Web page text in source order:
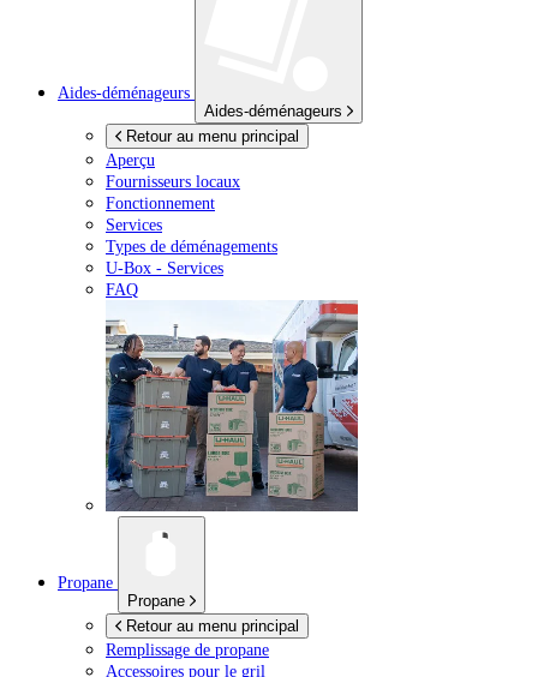
Aides-déménageurs
Aides-déménageurs
Retour au menu principal
Aperçu
Fournisseurs locaux
Fonctionnement
Services
Types de déménagements
U-Box - Services
FAQ
Propane
Propane
Retour au menu principal
Remplissage de propane
Accessoires pour le gril